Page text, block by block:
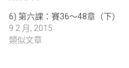
6) 第六課：賽36～48章（下）
9 2 月, 2015
類似文章